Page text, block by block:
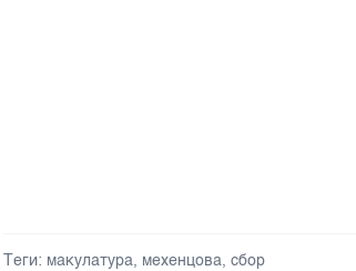
Теги: макулатура, мехенцова,сбор